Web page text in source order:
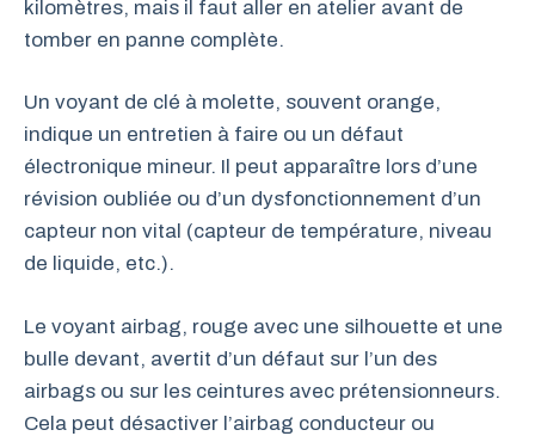
kilomètres, mais il faut aller en atelier avant de
tomber en panne complète.
Un voyant de clé à molette, souvent orange,
indique un entretien à faire ou un défaut
électronique mineur. Il peut apparaître lors d’une
révision oubliée ou d’un dysfonctionnement d’un
capteur non vital (capteur de température, niveau
de liquide, etc.).
Le voyant airbag, rouge avec une silhouette et une
bulle devant, avertit d’un défaut sur l’un des
airbags ou sur les ceintures avec prétensionneurs.
Cela peut désactiver l’airbag conducteur ou